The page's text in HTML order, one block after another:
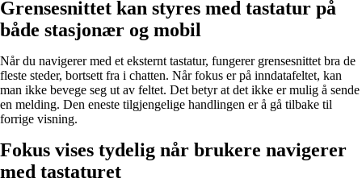
Grensesnittet kan styres med tastatur på
både stasjonær og mobil
Når du navigerer med et eksternt tastatur, fungerer grensesnittet bra de
fleste steder, bortsett fra i chatten. Når fokus er på inndatafeltet, kan
man ikke bevege seg ut av feltet. Det betyr at det ikke er mulig å sende
en melding. Den eneste tilgjengelige handlingen er å gå tilbake til
forrige visning.
Fokus vises tydelig når brukere navigerer
med tastaturet